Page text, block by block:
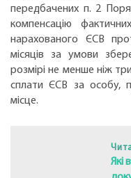
передбачених п. 2
компенсацію
нарахованого ЄСВ
місяців за умови
розмірі не менше ніж три
сплати ЄСВ за особу,
місце.
Які